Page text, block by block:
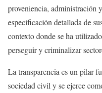
proveniencia, administración
especificación detallada de
contexto donde se ha
perseguir y criminalizar
La transparencia es un pilar
sociedad civil y se ejerce